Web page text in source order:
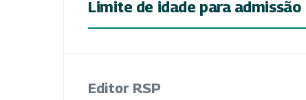
Limite de idade para admissão
Editor RSP